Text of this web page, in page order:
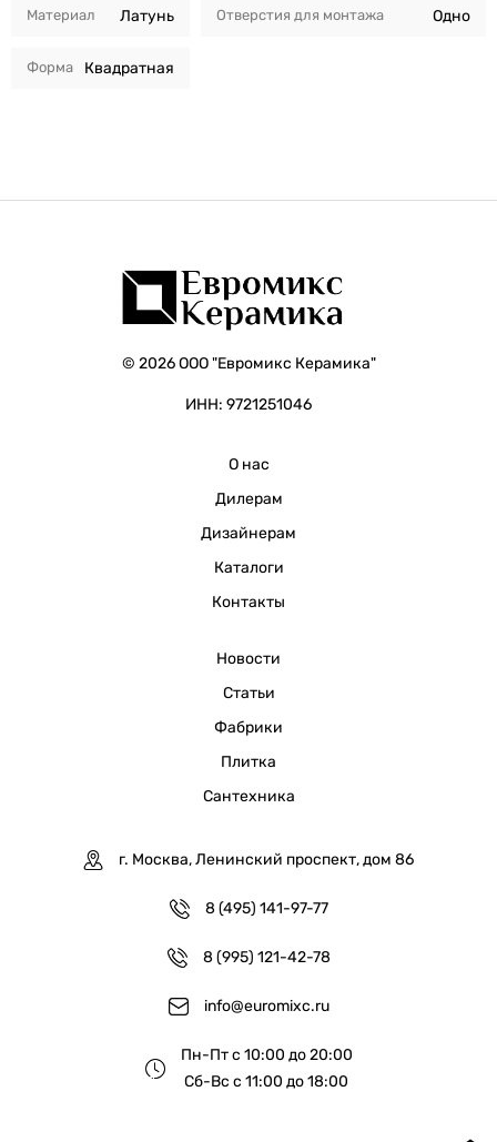
Материал Латунь
Форма Квадратная
Отверстия для монтажа Одно
© 2026 ООО "Евромикс Керамика"
ИНН: 9721251046
О нас
Дилерам
Дизайнерам
Каталоги
Контакты
Новости
Статьи
Фабрики
Плитка
Сантехника
г. Москва, Ленинский проспект, дом 86
8 (495) 141-97-77
8 (995) 121-42-78
info@euromixc.ru
Пн-Пт с 10:00 до 20:00
Сб-Вс с 11:00 до 18:00